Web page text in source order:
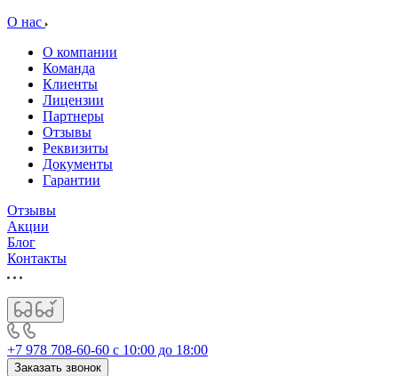
О нас
О компании
Команда
Клиенты
Лицензии
Партнеры
Отзывы
Реквизиты
Документы
Гарантии
Отзывы
Акции
Блог
Контакты
+7 978 708-60-60 c 10:00 до 18:00
Заказать звонок